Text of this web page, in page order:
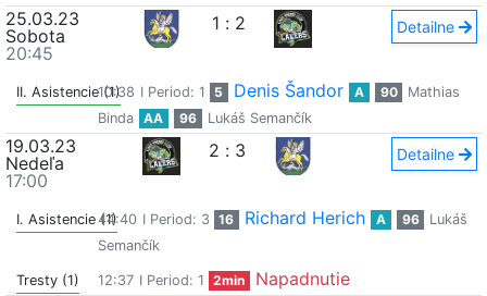
25.03.23
Sobota
20:45
1 : 2 Detailne
II. Asistencie (1)
10:38 I Period: 1 5 Denis Šandor A 90
Mathias
Binda
AA 96 Lukáš Semančík
19.03.23
Nedeľa
17:00
2 : 3 Detailne
I. Asistencie (1)44:40 I Period: 3 16 Richard Herich A 96
Lukáš
Semančík
Tresty (1) 12:37 I Period: 1 2min
Napadnutie